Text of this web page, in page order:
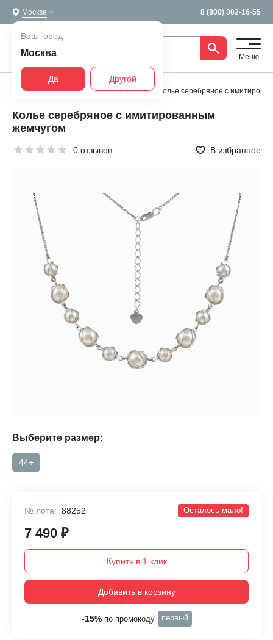
Москва 8 (800) 302-16-55
Ваш город
Москва
Да Другой
Меню
Главная Все украшения Колье Колье серебряное с
Колье серебряное с имитированным
жемчугом
0 отзывов В избранное
Выберите размер:
44+
№ лота: 88252 Осталось мало!
7 490 ₽
Купить в 1 клик
Добавить в корзину
-15%по промокоду первый